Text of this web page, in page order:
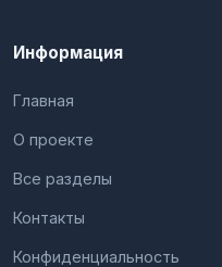
Информация
Главная
О проекте
Все разделы
Контакты
Конфиденциальность